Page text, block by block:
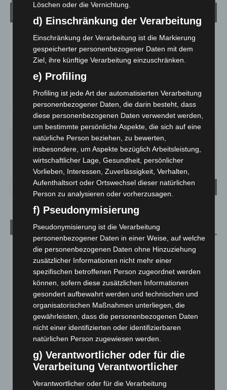
Wetter
LANGENHAGEN
Bedeckt
18.8°
58% 3.1m/s 98%
FR.
21°
SA.
27 °
SO.
33°
MO.
29° 24°
Aktuelle Beiträge
Niedersachsen: Feuerwehrkräfte kehren nach
Waldbrandeinsatz aus Spanien zurück
7. August 2026
Hannover: Erste Tigermücken-Population in Niedersachsen
entdeckt
7. August 2026
Brand im „Haus der Begegnung“ in Neuwarmbüchen schnell
eingedämmt
6. August 2026
Region Hannover: 21 neue Notfallsanitäter starten beim
Roten Kreuz
Löschen oder die Vernichtung.
d) Einschränkung der Verarbeitung
Einschränkung der Verarbeitung ist die Markierung
gespeicherter personenbezogener Daten mit dem
Ziel, ihre künftige Verarbeitung einzuschränken.
e) Profiling
Profiling ist jede Art der automatisierten Verarbeitung
personenbezogener Daten, die darin besteht, dass
diese personenbezogenen Daten verwendet werden,
um bestimmte persönliche Aspekte, die sich auf eine
natürliche Person beziehen, zu bewerten,
insbesondere, um Aspekte bezüglich Arbeitsleistung,
wirtschaftlicher Lage, Gesundheit, persönlicher
Vorlieben, Interessen, Zuverlässigkeit, Verhalten,
Aufenthaltsort oder Ortswechsel dieser natürlichen
Person zu analysieren oder vorherzusagen.
f) Pseudonymisierung
Pseudonymisierung ist die Verarbeitung
personenbezogener Daten in einer Weise, auf welche
die personenbezogenen Daten ohne Hinzuziehung
zusätzlicher Informationen nicht mehr einer
spezifischen betroffenen Person zugeordnet werden
können, sofern diese zusätzlichen Informationen
gesondert aufbewahrt werden und technischen und
organisatorischen Maßnahmen unterliegen, die
gewährleisten, dass die personenbezogenen Daten
nicht einer identifizierten oder identifizierbaren
natürlichen Person zugewiesen werden.
g) Verantwortlicher oder für die
Verarbeitung Verantwortlicher
Verantwortlicher oder für die Verarbeitung